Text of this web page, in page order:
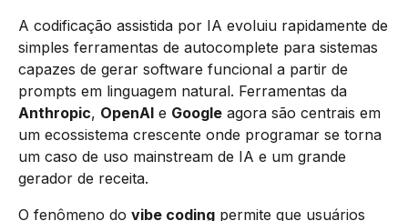
A codificação assistida por IA evoluiu rapidamente de
simples ferramentas de autocomplete para sistemas
capazes de gerar software funcional a partir de
prompts em linguagem natural. Ferramentas da
Anthropic, OpenAI e Google agora são centrais em
um ecossistema crescente onde programar se torna
um caso de uso mainstream de IA e um grande
gerador de receita.
O fenômeno do vibe coding permite que usuários